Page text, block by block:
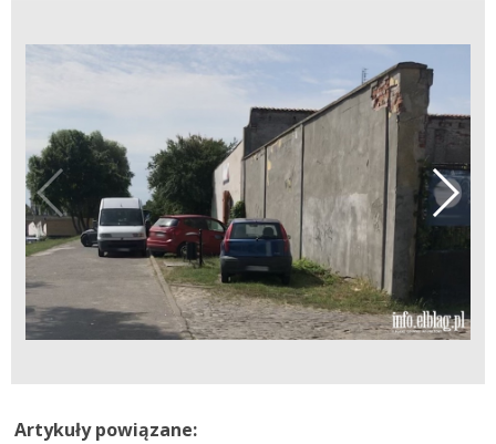
Artykuły powiązane: